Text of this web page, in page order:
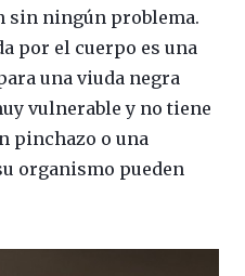
sin ningún problema.
por el cuerpo es una
una viuda negra
vulnerable y no tiene
pinchazo o una
organismo pueden